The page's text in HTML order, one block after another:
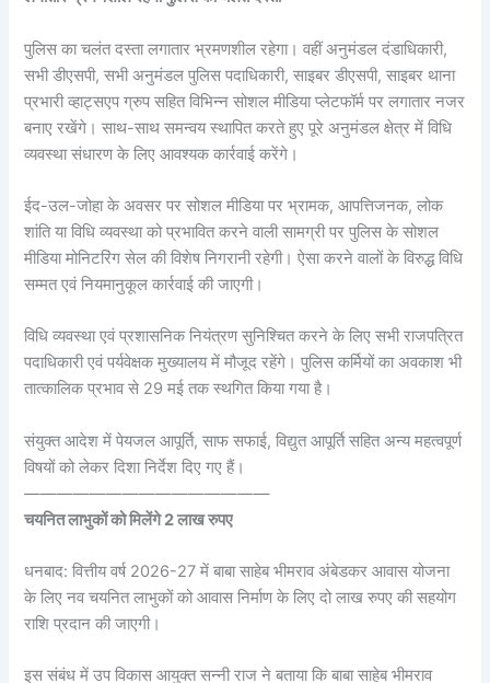
पुलिस का चलंत दस्ता लगातार भ्रमणशील रहेगा। वहीं अनुमंडल दंडाधिकारी,
सभी डीएसपी, सभी अनुमंडल पुलिस पदाधिकारी, साइबर डीएसपी, साइबर थाना
प्रभारी व्हाट्सएप ग्रुप सहित विभिन्न सोशल मीडिया प्लेटफॉर्म पर लगातार नजर
बनाए रखेंगे। साथ-साथ समन्वय स्थापित करते हुए पूरे अनुमंडल क्षेत्र में विधि
व्यवस्था संधारण के लिए आवश्यक कार्रवाई करेंगे।
ईद-उल-जोहा के अवसर पर सोशल मीडिया पर भ्रामक, आपत्तिजनक, लोक
शांति या विधि व्यवस्था को प्रभावित करने वाली सामग्री पर पुलिस के सोशल
मीडिया मोनिटरिंग सेल की विशेष निगरानी रहेगी। ऐसा करने वालों के विरुद्ध विधि
सम्मत एवं नियमानुकूल कार्रवाई की जाएगी।
विधि व्यवस्था एवं प्रशासनिक नियंत्रण सुनिश्चित करने के लिए सभी राजपत्रित
पदाधिकारी एवं पर्यवेक्षक मुख्यालय में मौजूद रहेंगे। पुलिस कर्मियों का अवकाश भी
तात्कालिक प्रभाव से 29 मई तक स्थगित किया गया है।
संयुक्त आदेश में पेयजल आपूर्ति, साफ सफाई, विद्युत आपूर्ति सहित अन्य महत्वपूर्ण
विषयों को लेकर दिशा निर्देश दिए गए हैं।
———————————————
चयनित लाभुकों को मिलेंगे 2 लाख रुपए
धनबाद: वित्तीय वर्ष 2026-27 में बाबा साहेब भीमराव अंबेडकर आवास योजना
के लिए नव चयनित लाभुकों को आवास निर्माण के लिए दो लाख रुपए की सहयोग
राशि प्रदान की जाएगी।
इस संबंध में उप विकास आयुक्त सन्नी राज ने बताया कि बाबा साहेब भीमराव